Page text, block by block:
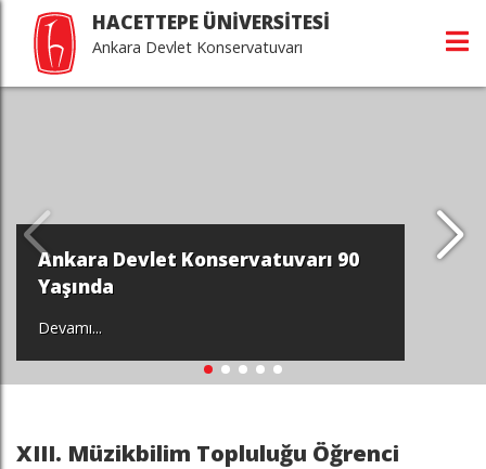
HACETTEPE ÜNİVERSİTESİ
Ankara Devlet Konservatuvarı
Ankara Devlet Konservatuvarı 90
Yaşında
Devamı...
XIII. Müzikbilim Topluluğu Öğrenci